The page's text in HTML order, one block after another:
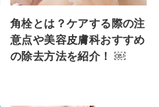
角栓とは？ケアする際の注
意点や美容皮膚科おすすめ
の除去方法を紹介！ ￼